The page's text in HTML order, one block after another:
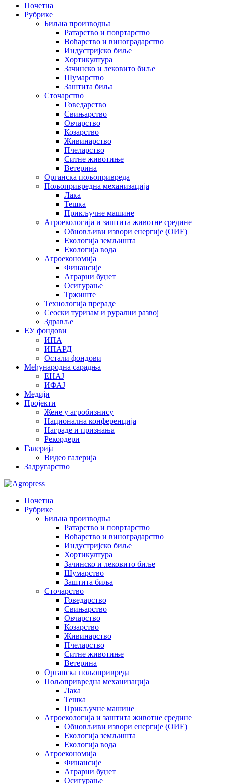
Почетна
Рубрике
Биљна производња
Ратарство и повртарство
Воћарство и виноградарство
Индустријско биље
Хортикултура
Зачинско и лековито биље
Шумарство
Заштита биља
Сточарство
Говедарство
Свињарство
Овчарство
Козарство
Живинарство
Пчеларство
Ситне животиње
Ветерина
Органска пољопривреда
Пољопривредна механизација
Лака
Тешка
Прикључне машине
Агроекологија и заштита животне средине
Обновљиви извори енергије (ОИЕ)
Екологија земљишта
Екологија вода
Агроекономија
Финансије
Аграрни буџет
Осигурање
Тржиште
Технологија прераде
Сеоски туризам и рурални развој
Здравље
ЕУ фондови
ИПА
ИПАРД
Остали фондови
Међународна сарадња
ЕНАЈ
ИФАЈ
Медији
Пројекти
Жене у агробизнису
Национална конференција
Награде и признања
Рекордери
Галерија
Видео галерија
Задругарство
Почетна
Рубрике
Биљна производња
Ратарство и повртарство
Воћарство и виноградарство
Индустријско биље
Хортикултура
Зачинско и лековито биље
Шумарство
Заштита биља
Сточарство
Говедарство
Свињарство
Овчарство
Козарство
Живинарство
Пчеларство
Ситне животиње
Ветерина
Органска пољопривреда
Пољопривредна механизација
Лака
Тешка
Прикључне машине
Агроекологија и заштита животне средине
Обновљиви извори енергије (ОИЕ)
Екологија земљишта
Екологија вода
Агроекономија
Финансије
Аграрни буџет
Осигурање